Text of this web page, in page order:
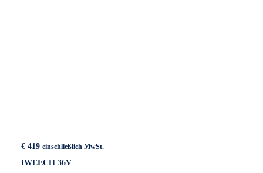
€ 419 einschließlich MwSt.
IWEECH 36V